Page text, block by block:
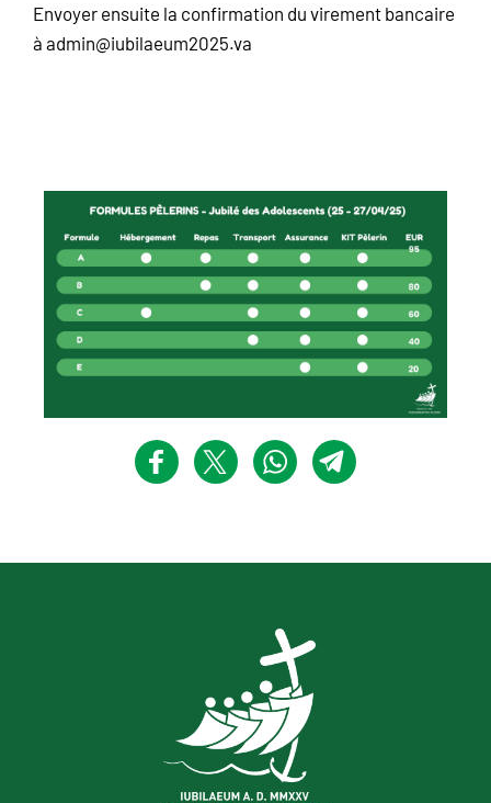
Envoyer ensuite la confirmation du virement bancaire
à admin@iubilaeum2025.va